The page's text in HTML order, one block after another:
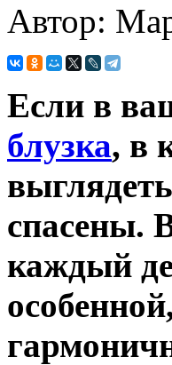
Автор:
Если в
блузка, в
спасены.
каждый